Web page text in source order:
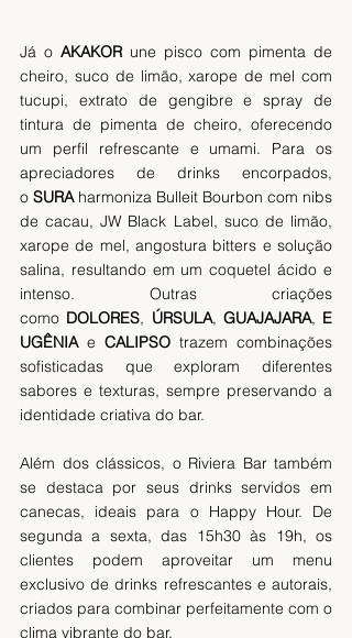
Já o AKAKOR une pisco com pimenta de
cheiro, suco de limão, xarope de mel com
tucupi, extrato de gengibre e spray de
tintura de pimenta de cheiro, oferecendo
um perfil refrescante e umami. Para os
apreciadores de drinks encorpados,
o SURA harmoniza Bulleit Bourbon com nibs
de cacau, JW Black Label, suco de limão,
xarope de mel, angostura bitters e solução
salina, resultando em um coquetel ácido e
intenso. Outras criações
como DOLORES, ÚRSULA, GUAJAJARA, E
UGÊNIA e CALIPSO trazem combinações
sofisticadas que exploram diferentes
sabores e texturas, sempre preservando a
identidade criativa do bar.
Além dos clássicos, o Riviera Bar também
se destaca por seus drinks servidos em
canecas, ideais para o Happy Hour. De
segunda a sexta, das 15h30 às 19h, os
clientes podem aproveitar um menu
exclusivo de drinks refrescantes e autorais,
criados para combinar perfeitamente com o
clima vibrante do bar.